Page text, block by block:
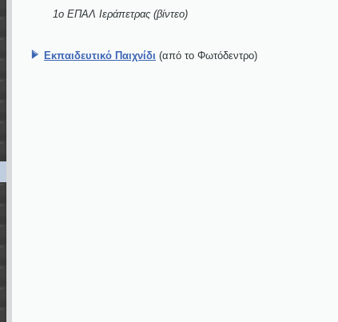
1ο ΕΠΑΛ Ιεράπετρας (βίντεο)
Eκπαιδευτικό Παιχνίδι (από το Φωτόδεντρο)